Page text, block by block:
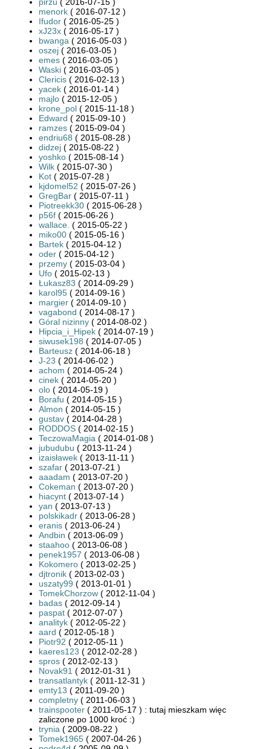
menork ( 2016-07-12 )
Ifudor ( 2016-05-25 )
xJ23x ( 2016-05-17 )
bwanga ( 2016-05-03 )
oszej ( 2016-03-05 )
emes ( 2016-03-05 )
Waski ( 2016-03-05 )
Clericis ( 2016-02-13 )
yacek ( 2016-01-14 )
majlo ( 2015-12-05 )
krone_pol ( 2015-11-18 )
Edward ( 2015-09-10 )
ramzes ( 2015-09-04 )
endriu68 ( 2015-08-28 )
didzej ( 2015-08-22 )
yoshko ( 2015-08-14 )
Wilk ( 2015-07-30 )
Kot ( 2015-07-28 )
kjdomel52 ( 2015-07-26 )
GregBar ( 2015-07-11 )
Piotreekk30 ( 2015-06-28 )
p56f ( 2015-06-26 )
wallace. ( 2015-05-22 )
miko00 ( 2015-05-16 )
Bartek ( 2015-04-12 )
oder ( 2015-04-12 )
przemy ( 2015-03-04 )
Ufo ( 2015-02-13 )
Łukasz83 ( 2014-09-29 )
karol95 ( 2014-09-16 )
margier ( 2014-09-10 )
vagabond ( 2014-08-17 )
Góral nizinny ( 2014-08-02 )
Hipcia_i_Hipek ( 2014-07-19 )
siwusek198 ( 2014-07-05 )
Barteusz ( 2014-06-18 )
J-23 ( 2014-06-02 )
achom ( 2014-05-24 )
cinek ( 2014-05-20 )
olo ( 2014-05-19 )
Borafu ( 2014-05-15 )
Almon ( 2014-05-15 )
gustav ( 2014-04-28 )
RODDOS ( 2014-02-15 )
TeczowaMagia ( 2014-01-08 )
jubudubu ( 2013-11-24 )
izaisławek ( 2013-11-11 )
szafar ( 2013-07-21 )
aaadam ( 2013-07-20 )
Cokeman ( 2013-07-20 )
hiacynt ( 2013-07-14 )
yan ( 2013-07-13 )
polskikadr ( 2013-06-28 )
eranis ( 2013-06-24 )
Andbin ( 2013-06-09 )
staahoo ( 2013-06-08 )
penek1957 ( 2013-06-08 )
Kokomero ( 2013-02-25 )
djtronik ( 2013-02-03 )
uszaty99 ( 2013-01-01 )
TomekChorzow ( 2012-11-04 )
badas ( 2012-09-14 )
paspat ( 2012-07-07 )
analityk ( 2012-05-22 )
aard ( 2012-05-18 )
Piotr92 ( 2012-05-11 )
kaeres123 ( 2012-02-28 )
spros ( 2012-02-13 )
Novak91 ( 2012-01-31 )
transatlantyk ( 2011-12-31 )
emty13 ( 2011-09-20 )
completny ( 2011-06-03 )
trainspooter ( 2011-05-17 ) : tutaj mieszkam więc
zaliczone po 1000 kroć :)
trynia ( 2009-08-22 )
Tomek1965 ( 2007-04-26 )